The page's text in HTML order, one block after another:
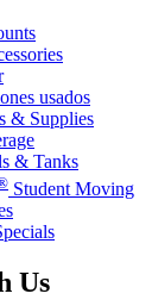
usados
& Supplies
& Tanks
Student Moving
Us